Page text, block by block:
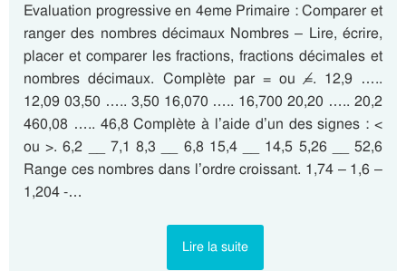
Evaluation progressive en 4eme Primaire : Comparer et
ranger des nombres décimaux Nombres – Lire, écrire,
placer et comparer les fractions, fractions décimales et
nombres décimaux. Complète par = ou ≠. 12,9 …..
12,09 03,50 ….. 3,50 16,070 ….. 16,700 20,20 ….. 20,2
460,08 ….. 46,8 Complète à l’aide d’un des signes : <
ou >. 6,2 __ 7,1 8,3 __ 6,8 15,4 __ 14,5 5,26 __ 52,6
Range ces nombres dans l’ordre croissant. 1,74 – 1,6 –
1,204 -…
Lire la suite